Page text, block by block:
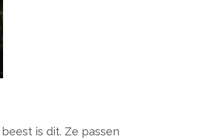
is dit. Ze passen